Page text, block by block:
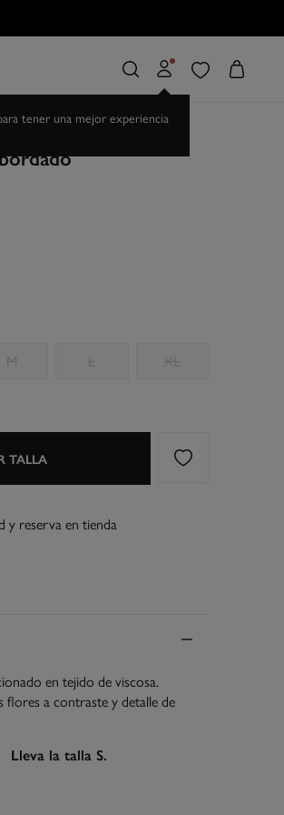
M L XL
TALLA
y reserva en tienda
en tejido de viscosa.
flores a contraste y detalle de
Lleva la talla S.